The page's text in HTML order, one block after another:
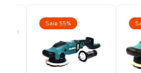
Sale 55%